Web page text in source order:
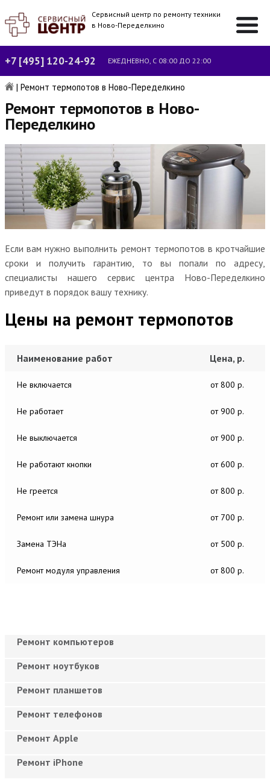
Сервисный центр по ремонту техники
в Ново-Переделкино
+7 [495] 120-24-92 ЕЖЕДНЕВНО, С 08:00 ДО 22:00
| Ремонт термопотов в Ново-Переделкино
Ремонт термопотов в Ново-
Переделкино
Если вам нужно выполнить ремонт термопотов в кротчайшие
сроки и получить гарантию, то вы попали по адресу,
специалисты нашего сервис центра Ново-Переделкино
приведут в порядок вашу технику.
Цены на ремонт термопотов
Наименование работ Цена, р.
Не включается от 800 р.
Не работает от 900 р.
Не выключается от 900 р.
Не работают кнопки от 600 р.
Не греется от 800 р.
Ремонт или замена шнура от 700 р.
Замена ТЭНа от 500 р.
Ремонт модуля управления от 800 р.
Ремонт компьютеров
Ремонт ноутбуков
Ремонт планшетов
Ремонт телефонов
Ремонт Apple
Ремонт iPhone